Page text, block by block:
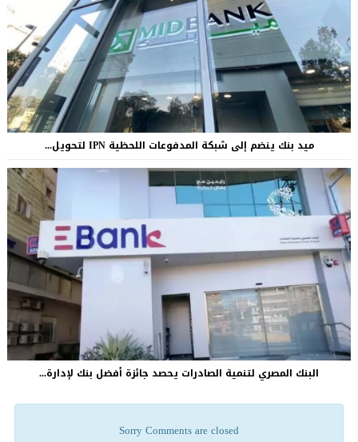
ميد بنك ينضم إلى شبكة المدفوعات اللحظية IPN لتحويل...
البنك المصري لتنمية الصادرات يحصد جائزة أفضل بنك لإدارة...
Sorry Comments are closed